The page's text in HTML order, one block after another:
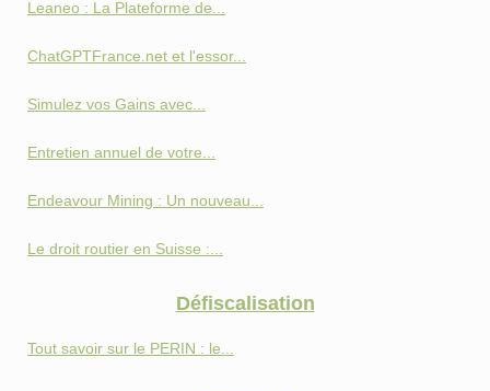
Leaneo : La Plateforme de...
ChatGPTFrance.net et l'essor...
Simulez vos Gains avec...
Entretien annuel de votre...
Endeavour Mining : Un nouveau...
Le droit routier en Suisse :...
Défiscalisation
Tout savoir sur le PERIN : le...